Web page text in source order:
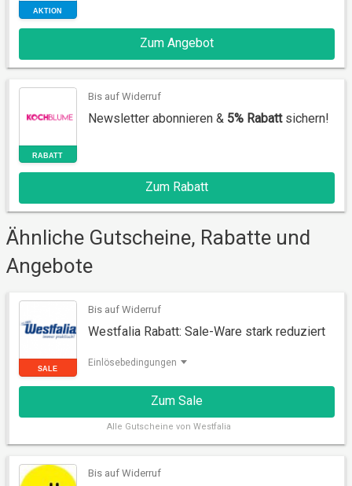
Zum Angebot
RABATT
Bis auf Widerruf
Newsletter abonnieren & 5% Rabattsichern!
Zum Rabatt
Ähnliche Gutscheine, Rabatte und
Angebote
Bis auf Widerruf
Westfalia Rabatt: Sale-Ware stark reduziert
Einlösebedingungen
Zum Sale
Alle Gutscheine von Westfalia
Bis auf Widerruf